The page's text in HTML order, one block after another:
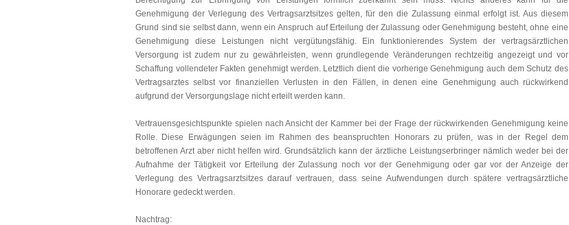
Genehmigung der Verlegung des Vertragsarztsitzes gelten, für den die Zulassung einmal erfolgt ist. Aus diesem
Grund sind sie selbst dann, wenn ein Anspruch auf Erteilung der Zulassung oder Genehmigung besteht, ohne eine
Genehmigung diese Leistungen nicht vergütungsfähig. Ein funktionierendes System der vertragsärztlichen
Versorgung ist zudem nur zu gewährleisten, wenn grundlegende Veränderungen rechtzeitig angezeigt und vor
Schaffung vollendeter Fakten genehmigt werden. Letztlich dient die vorherige Genehmigung auch dem Schutz des
Vertragsarztes selbst vor finanziellen Verlusten in den Fällen, in denen eine Genehmigung auch rückwirkend
aufgrund der Versorgungslage nicht erteilt werden kann.
Vertrauensgesichtspunkte spielen nach Ansicht der Kammer bei der Frage der rückwirkenden Genehmigung keine
Rolle. Diese Erwägungen seien im Rahmen des beanspruchten Honorars zu prüfen, was in der Regel dem
betroffenen Arzt aber nicht helfen wird. Grundsätzlich kann der ärztliche Leistungserbringer nämlich weder bei der
Aufnahme der Tätigkeit vor Erteilung der Zulassung noch vor der Genehmigung oder gar vor der Anzeige der
Verlegung des Vertragsarztsitzes darauf vertrauen, dass seine Aufwendungen durch spätere vertragsärztliche
Honorare gedeckt werden.
Nachtrag: